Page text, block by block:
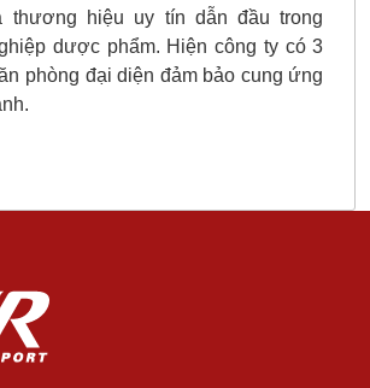
thương hiệu uy tín dẫn đầu trong
dược phẩm. Hiện công ty có 3
phòng đại diện đảm bảo cung ứng